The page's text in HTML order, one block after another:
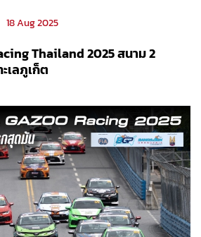
18 Aug 2025
Thailand 2025 สนาม 2
เลภูเก็ต